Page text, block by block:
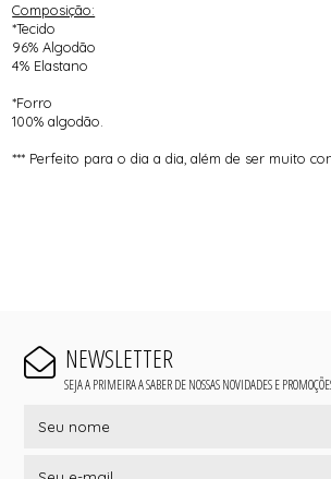
Composição:
*Tecido
96% Algodão
4% Elastano
*Forro
100% algodão.
*** Perfeito para o dia a dia, além de ser muito
NEWSLETTER
SEJA A PRIMEIRA A SABER DE NOSSAS NOVIDADES E